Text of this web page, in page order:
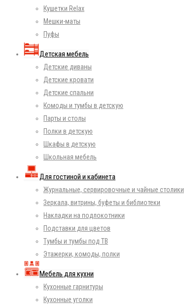
Кушетки Relax
Мешки-маты
Пуфы
Детская мебель
Детские диваны
Детские кровати
Детские спальни
Комоды и тумбы в детскую
Парты и столы
Полки в детскую
Шкафы в детскую
Школьная мебель
Для гостиной и кабинета
Журнальные, сервировочные и чайные столики
Зеркала, витрины, буфеты и библиотеки
Накладки на подлокотники
Подставки для цветов
Тумбы и тумбы под ТВ
Этажерки, комоды, полки
Мебель для кухни
Кухонные гарнитуры
Кухонные уголки